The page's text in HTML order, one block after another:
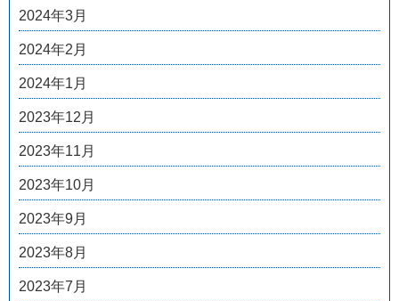
2024年3月
2024年2月
2024年1月
2023年12月
2023年11月
2023年10月
2023年9月
2023年8月
2023年7月